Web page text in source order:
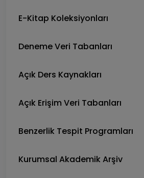
E-Kitap Koleksiyonları
Deneme Veri Tabanları
Açık Ders Kaynakları
Açık Erişim Veri Tabanları
Benzerlik Tespit Programları
Kurumsal Akademik Arşiv